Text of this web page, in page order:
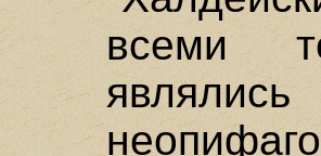
всеми